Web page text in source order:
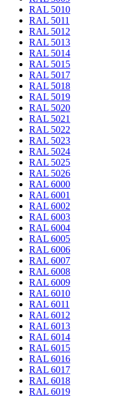
RAL 5010
RAL 5011
RAL 5012
RAL 5013
RAL 5014
RAL 5015
RAL 5017
RAL 5018
RAL 5019
RAL 5020
RAL 5021
RAL 5022
RAL 5023
RAL 5024
RAL 5025
RAL 5026
RAL 6000
RAL 6001
RAL 6002
RAL 6003
RAL 6004
RAL 6005
RAL 6006
RAL 6007
RAL 6008
RAL 6009
RAL 6010
RAL 6011
RAL 6012
RAL 6013
RAL 6014
RAL 6015
RAL 6016
RAL 6017
RAL 6018
RAL 6019